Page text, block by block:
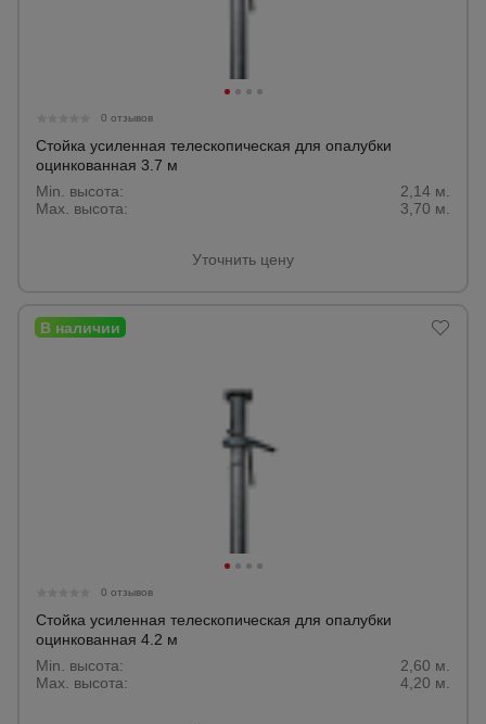
0 отзывов
Стойка усиленная телескопическая для опалубки
оцинкованная 3.7 м
Min. высота:
2,14 м.
Max. высота:
3,70 м.
Уточнить цену
0 отзывов
Стойка усиленная телескопическая для опалубки
оцинкованная 4.2 м
Min. высота:
2,60 м.
Max. высота:
4,20 м.